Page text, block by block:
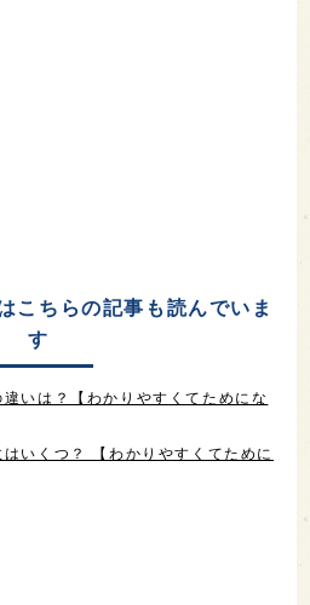
こちらの記事も読んでいま
す
違いは？【わかりやすくてためにな
いくつ？ 【わかりやすくてために